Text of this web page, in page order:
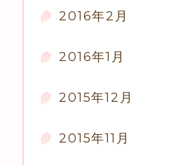
2016年2月
2016年1月
2015年12月
2015年11月